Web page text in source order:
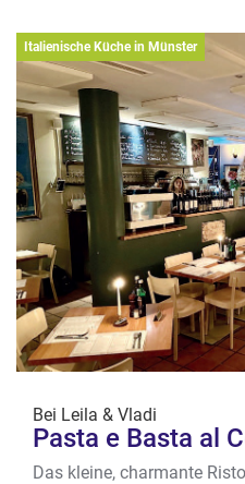
Italienische Küche in Münster
Bei Leila & Vladi
Pasta e Basta al
Das kleine, charmante